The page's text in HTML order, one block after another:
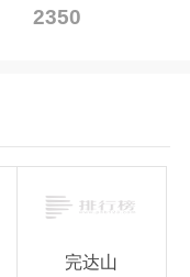
2350
完达山